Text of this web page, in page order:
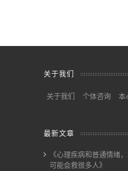
关于我们
关于我们 个体咨询 本
最新文章
《心理疾病和普通情绪
可能会救很多人》